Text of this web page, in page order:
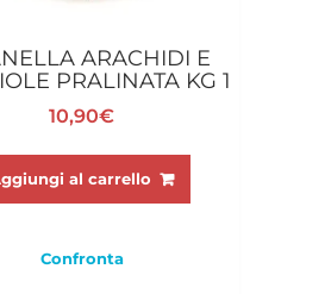
ARACHIDI E
PRALINATA KG 1
10,90€
al carrello
Confronta